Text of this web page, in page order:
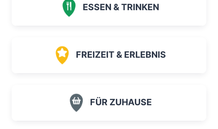
ESSEN & TRINKEN
FREIZEIT & ERLEBNIS
FÜR ZUHAUSE